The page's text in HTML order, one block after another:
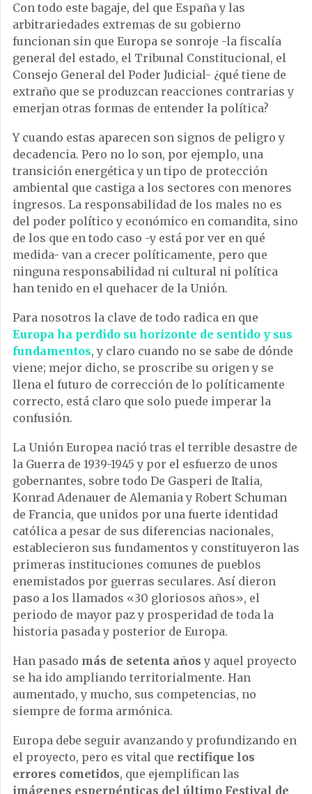
Con todo este bagaje, del que España y las
arbitrariedades extremas de su gobierno
funcionan sin que Europa se sonroje -la fiscalía
general del estado, el Tribunal Constitucional, el
Consejo General del Poder Judicial- ¿qué tiene de
extraño que se produzcan reacciones contrarias y
emerjan otras formas de entender la política?
Y cuando estas aparecen son signos de peligro y
decadencia. Pero no lo son, por ejemplo, una
transición energética y un tipo de protección
ambiental que castiga a los sectores con menores
ingresos. La responsabilidad de los males no es
del poder político y económico en comandita, sino
de los que en todo caso -y está por ver en qué
medida- van a crecer políticamente, pero que
ninguna responsabilidad ni cultural ni política
han tenido en el quehacer de la Unión.
Para nosotros la clave de todo radica en que
Europa ha perdido su horizonte de sentido y sus
fundamentos, y claro cuando no se sabe de dónde
viene; mejor dicho, se proscribe su origen y se
llena el futuro de corrección de lo políticamente
correcto, está claro que solo puede imperar la
confusión.
La Unión Europea nació tras el terrible desastre de
la Guerra de 1939-1945 y por el esfuerzo de unos
gobernantes, sobre todo De Gasperi de Italia,
Konrad Adenauer de Alemania y Robert Schuman
de Francia, que unidos por una fuerte identidad
católica a pesar de sus diferencias nacionales,
establecieron sus fundamentos y constituyeron las
primeras instituciones comunes de pueblos
enemistados por guerras seculares. Así dieron
paso a los llamados «30 gloriosos años», el
periodo de mayor paz y prosperidad de toda la
historia pasada y posterior de Europa.
Han pasado más de setenta años y aquel proyecto
se ha ido ampliando territorialmente. Han
aumentado, y mucho, sus competencias, no
siempre de forma armónica.
Europa debe seguir avanzando y profundizando en
el proyecto, pero es vital que rectifique los
errores cometidos, que ejemplifican las
imágenes esperpénticas del último Festival de